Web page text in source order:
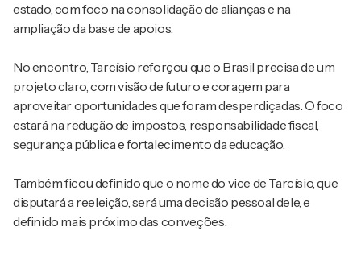
estado, com foco na consolidação de alianças e na
ampliação da base de apoios.
No encontro, Tarcísio reforçou que o Brasil precisa de um
projeto claro, com visão de futuro e coragem para
aproveitar oportunidades que foram desperdiçadas. O foco
estará na redução de impostos, responsabilidade fiscal,
segurança pública e fortalecimento da educação.
Também ficou definido que o nome do vice de Tarcísio, que
disputará a reeleição, será uma decisão pessoal dele, e
definido mais próximo das conve,ções.